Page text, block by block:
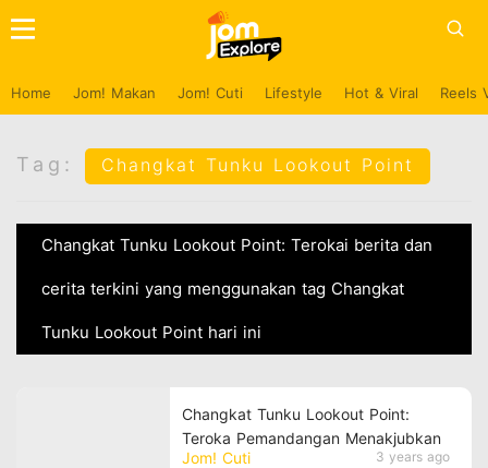
Home Jom! Makan Jom! Cuti Lifestyle Hot & Viral Reels
Tag: Changkat Tunku Lookout Point
Changkat Tunku Lookout Point: Terokai berita dan
cerita terkini yang menggunakan tag Changkat
Tunku Lookout Point hari ini
Jom! Cuti 3 years ago
Changkat Tunku Lookout Point:
Teroka Pemandangan Menakjubkan